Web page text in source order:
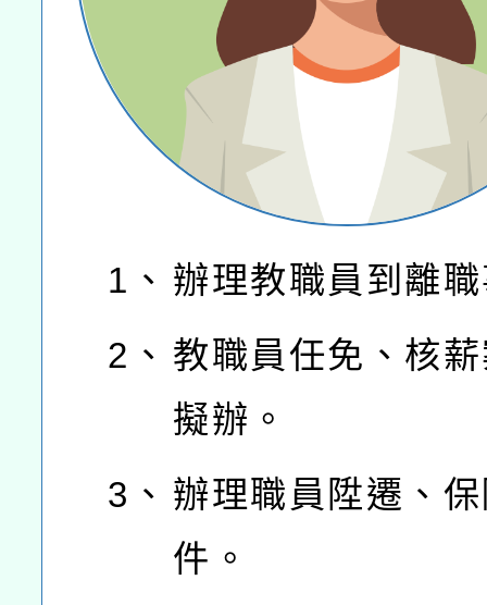
1、 辦理教職員到離
2、 教職員任免、核
擬辦。
3、 辦理職員陞遷、
件。